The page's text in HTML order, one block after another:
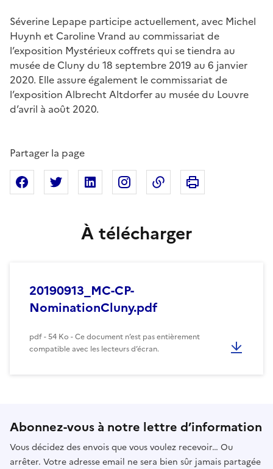
Séverine Lepape participe actuellement, avec Michel
Huynh et Caroline Vrand au commissariat de
l’exposition Mystérieux coffrets qui se tiendra au
musée de Cluny du 18 septembre 2019 au 6 janvier
2020. Elle assure également le commissariat de
l’exposition Albrecht Altdorfer au musée du Louvre
d’avril à août 2020.
Partager la page
Partager sur Facebook
Partager sur XPartager sur Linkedin
Partager sur Instagram
Copier dans le
Imprimer cette
À télécharger
20190913_MC-CP-
NominationCluny.pdf
pdf - 54 Ko - Ce document n’est pas entièrement
compatible avec les lecteurs d’écran.
Abonnez-vous à notre lettre d’information
Vous décidez des envois que vous voulez recevoir… Ou
arrêter. Votre adresse email ne sera bien sûr jamais partagée